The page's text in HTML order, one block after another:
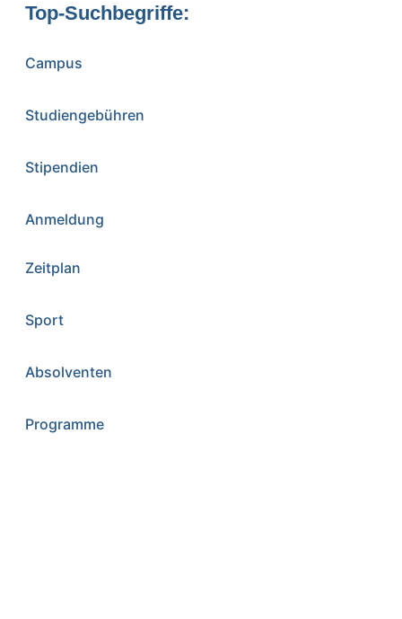
Top-Suchbegriffe:
Campus
Studiengebühren
Stipendien
Anmeldung
Zeitplan
Sport
Absolventen
Programme